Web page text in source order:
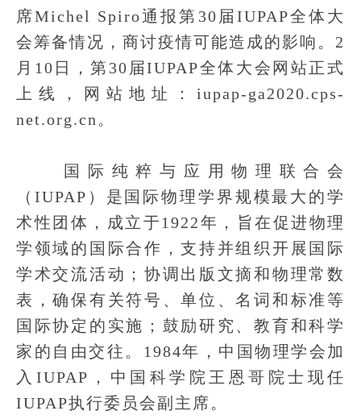
席Michel Spiro通报第30届IUPAP全体大
会筹备情况，商讨疫情可能造成的影响。2
月10日，第30届IUPAP全体大会网站正式
上线，网站地址：iupap-ga2020.cps-
net.org.cn。
国际纯粹与应用物理联合会
（IUPAP）是国际物理学界规模最大的学
术性团体，成立于1922年，旨在促进物理
学领域的国际合作，支持并组织开展国际
学术交流活动；协调出版文摘和物理常数
表，确保有关符号、单位、名词和标准等
国际协定的实施；鼓励研究、教育和科学
家的自由交往。1984年，中国物理学会加
入IUPAP，中国科学院王恩哥院士现任
IUPAP执行委员会副主席。